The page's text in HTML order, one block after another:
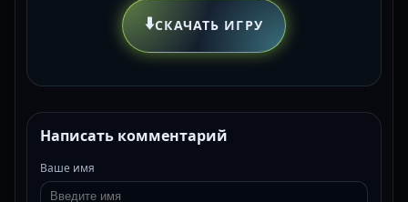
⬇️СКАЧАТЬ ИГРУ
Написать комментарий
Ваше имя